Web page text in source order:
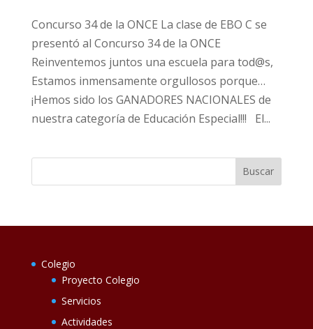
Concurso 34 de la ONCE La clase de EBO C se
presentó al Concurso 34 de la ONCE
Reinventemos juntos una escuela para tod@s,
Estamos inmensamente orgullosos porque…
¡Hemos sido los GANADORES NACIONALES de
nuestra categoría de Educación Especial!!! El...
Colegio
Proyecto Colegio
Servicios
Actividades